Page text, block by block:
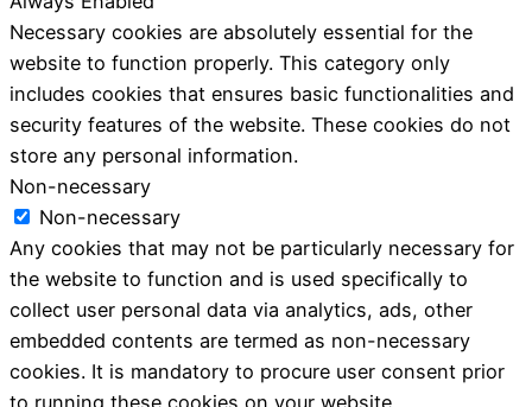
Necessary cookies are absolutely essential for the
website to function properly. This category only
includes cookies that ensures basic functionalities and
security features of the website. These cookies do not
store any personal information.
Non-necessary
Non-necessary
Any cookies that may not be particularly necessary for
the website to function and is used specifically to
collect user personal data via analytics, ads, other
embedded contents are termed as non-necessary
cookies. It is mandatory to procure user consent prior
to running these cookies on your website.